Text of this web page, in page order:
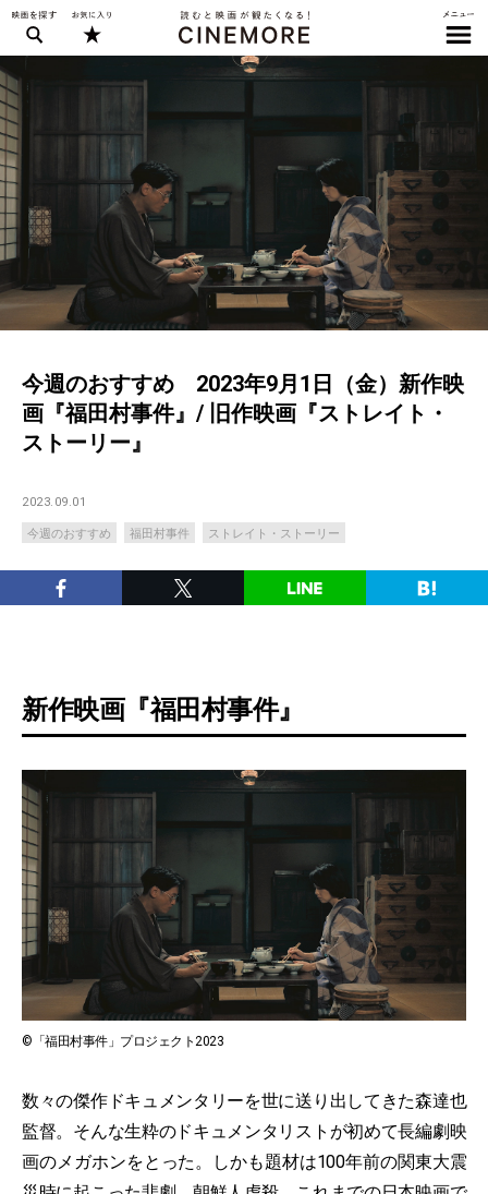
今週のおすすめ 2023年9月1日（金）新作映
画『福田村事件』/ 旧作映画『ストレイト・
ストーリー』
2023.09.01
今週のおすすめ 福田村事件 ストレイト・ストーリー
新作映画『福田村事件』
©「福田村事件」プロジェクト2023
数々の傑作ドキュメンタリーを世に送り出してきた森達也
監督。そんな生粋のドキュメンタリストが初めて長編劇映
画のメガホンをとった。しかも題材は100年前の関東大震